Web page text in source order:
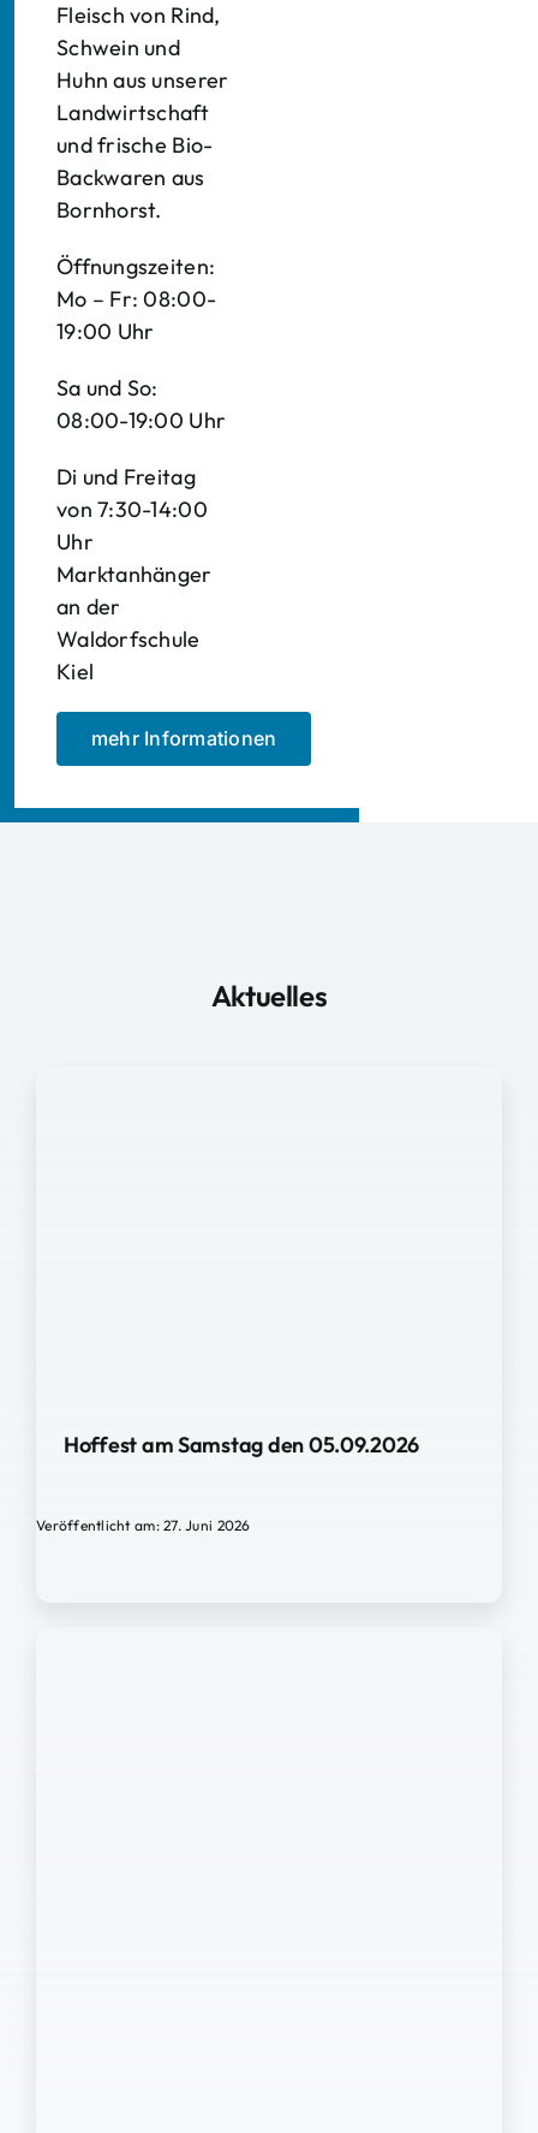
Fleisch von Rind,
Schwein und
Huhn aus unserer
Landwirtschaft
und frische Bio-
Backwaren aus
Bornhorst.
Öffnungszeiten:
Mo – Fr: 08:00-
19:00 Uhr
Sa und So:
08:00-19:00 Uhr
Di und Freitag
von 7:30-14:00
Uhr
Marktanhänger
an der
Waldorfschule
Kiel
mehr Informationen
Aktuelles
Hoffest am Samstag den 05.09.2026
Veröffentlicht am: 27. Juni 2026